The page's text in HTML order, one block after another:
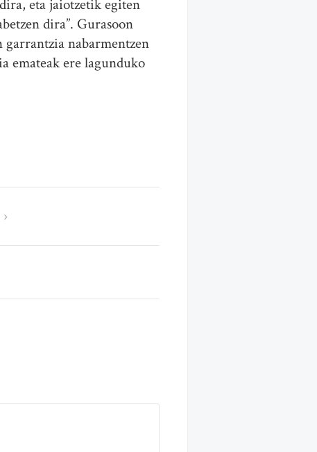
eta jaiotzetik egiten
dira”. Gurasoon
garrantzia nabarmentzen
emateak ere lagunduko